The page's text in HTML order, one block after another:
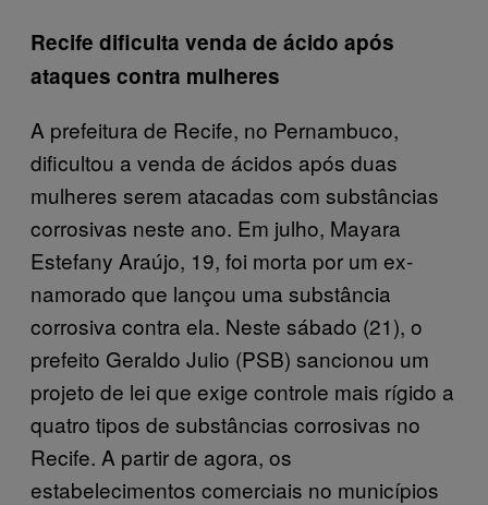
Recife dificulta venda de ácido após
ataques contra mulheres
A prefeitura de Recife, no Pernambuco,
dificultou a venda de ácidos após duas
mulheres serem atacadas com substâncias
corrosivas neste ano. Em julho, Mayara
Estefany Araújo, 19, foi morta por um ex-
namorado que lançou uma substância
corrosiva contra ela. Neste sábado (21), o
prefeito Geraldo Julio (PSB) sancionou um
projeto de lei que exige controle mais rígido a
quatro tipos de substâncias corrosivas no
Recife. A partir de agora, os
estabelecimentos comerciais no municípios